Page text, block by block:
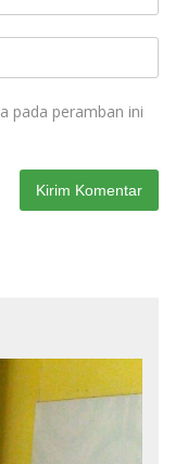
pada peramban ini